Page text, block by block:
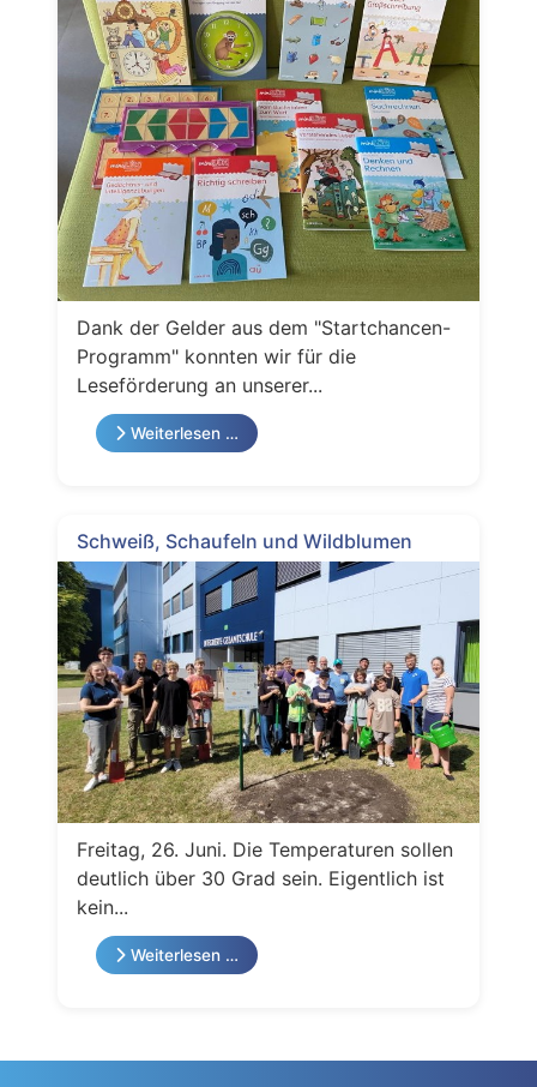
Dank der Gelder aus dem "Startchancen-
Programm" konnten wir für die
Leseförderung an unserer...
Weiterlesen …
Schweiß, Schaufeln und Wildblumen
Freitag, 26. Juni. Die Temperaturen sollen
deutlich über 30 Grad sein. Eigentlich ist
kein...
Weiterlesen …